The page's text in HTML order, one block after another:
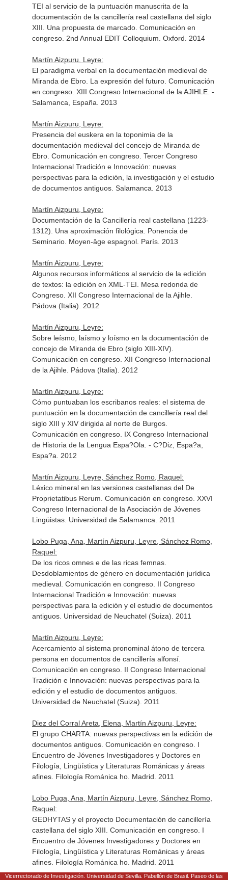
TEI al servicio de la puntuación manuscrita de la
documentación de la cancillería real castellana del siglo
XIII. Una propuesta de marcado. Comunicación en
congreso. 2nd Annual EDIT Colloquium. Oxford. 2014
Martín Aizpuru, Leyre:
El paradigma verbal en la documentación medieval de
Miranda de Ebro. La expresión del futuro. Comunicación
en congreso. XIII Congreso Internacional de la AJIHLE. -
Salamanca, España. 2013
Martín Aizpuru, Leyre:
Presencia del euskera en la toponimia de la
documentación medieval del concejo de Miranda de
Ebro. Comunicación en congreso. Tercer Congreso
Internacional Tradición e Innovación: nuevas
perspectivas para la edición, la investigación y el estudio
de documentos antiguos. Salamanca. 2013
Martín Aizpuru, Leyre:
Documentación de la Cancillería real castellana (1223-
1312). Una aproximación filológica. Ponencia de
Seminario. Moyen-âge espagnol. París. 2013
Martín Aizpuru, Leyre:
Algunos recursos informáticos al servicio de la edición
de textos: la edición en XML-TEI. Mesa redonda de
Congreso. XII Congreso Internacional de la Ajihle.
Pádova (Italia). 2012
Martín Aizpuru, Leyre:
Sobre leísmo, laísmo y loísmo en la documentación de
concejo de Miranda de Ebro (siglo XIII-XIV).
Comunicación en congreso. XII Congreso Internacional
de la Ajihle. Pádova (Italia). 2012
Martín Aizpuru, Leyre:
Cómo puntuaban los escribanos reales: el sistema de
puntuación en la documentación de cancillería real del
siglo XIII y XIV dirigida al norte de Burgos.
Comunicación en congreso. IX Congreso Internacional
de Historia de la Lengua Espa?Ola. - C?Diz, Espa?a,
Espa?a. 2012
Martín Aizpuru, Leyre, Sánchez Romo, Raquel:
Léxico mineral en las versiones castellanas del De
Proprietatibus Rerum. Comunicación en congreso. XXVI
Congreso Internacional de la Asociación de Jóvenes
Lingüistas. Universidad de Salamanca. 2011
Lobo Puga, Ana, Martín Aizpuru, Leyre, Sánchez Romo,
Raquel:
De los ricos omnes e de las ricas femnas.
Desdoblamientos de género en documentación jurídica
medieval. Comunicación en congreso. II Congreso
Internacional Tradición e Innovación: nuevas
perspectivas para la edición y el estudio de documentos
antiguos. Universidad de Neuchatel (Suiza). 2011
Martín Aizpuru, Leyre:
Acercamiento al sistema pronominal átono de tercera
persona en documentos de cancillería alfonsí.
Comunicación en congreso. II Congreso Internacional
Tradición e Innovación: nuevas perspectivas para la
edición y el estudio de documentos antiguos.
Universidad de Neuchatel (Suiza). 2011
Diez del Corral Areta, Elena, Martín Aizpuru, Leyre:
El grupo CHARTA: nuevas perspectivas en la edición de
documentos antiguos. Comunicación en congreso. I
Encuentro de Jóvenes Investigadores y Doctores en
Filología, Lingüística y Literaturas Románicas y áreas
afines. Filología Románica ho. Madrid. 2011
Lobo Puga, Ana, Martín Aizpuru, Leyre, Sánchez Romo,
Raquel:
GEDHYTAS y el proyecto Documentación de cancillería
castellana del siglo XIII. Comunicación en congreso. I
Encuentro de Jóvenes Investigadores y Doctores en
Filología, Lingüística y Literaturas Románicas y áreas
afines. Filología Románica ho. Madrid. 2011
Vicerrectorado de Investigación. Universidad de Sevilla. Pabellón de Brasil. Paseo de las